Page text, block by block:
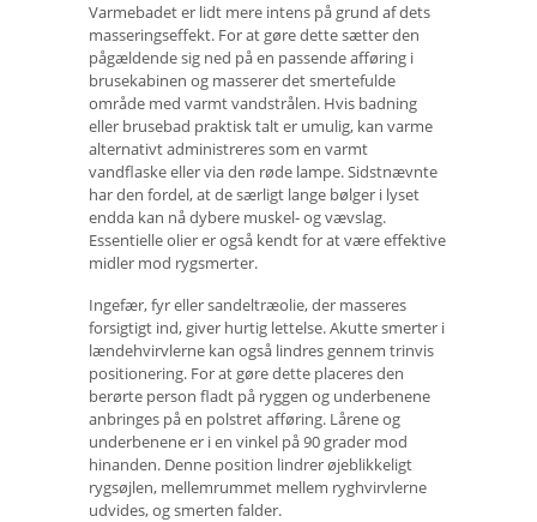
Varmebadet er lidt mere intens på grund af dets
masseringseffekt. For at gøre dette sætter den
pågældende sig ned på en passende afføring i
brusekabinen og masserer det smertefulde
område med varmt vandstrålen. Hvis badning
eller brusebad praktisk talt er umulig, kan varme
alternativt administreres som en varmt
vandflaske eller via den røde lampe. Sidstnævnte
har den fordel, at de særligt lange bølger i lyset
endda kan nå dybere muskel- og vævslag.
Essentielle olier er også kendt for at være effektive
midler mod rygsmerter.
Ingefær, fyr eller sandeltræolie, der masseres
forsigtigt ind, giver hurtig lettelse. Akutte smerter i
lændehvirvlerne kan også lindres gennem trinvis
positionering. For at gøre dette placeres den
berørte person fladt på ryggen og underbenene
anbringes på en polstret afføring. Lårene og
underbenene er i en vinkel på 90 grader mod
hinanden. Denne position lindrer øjeblikkeligt
rygsøjlen, mellemrummet mellem ryghvirvlerne
udvides, og smerten falder.